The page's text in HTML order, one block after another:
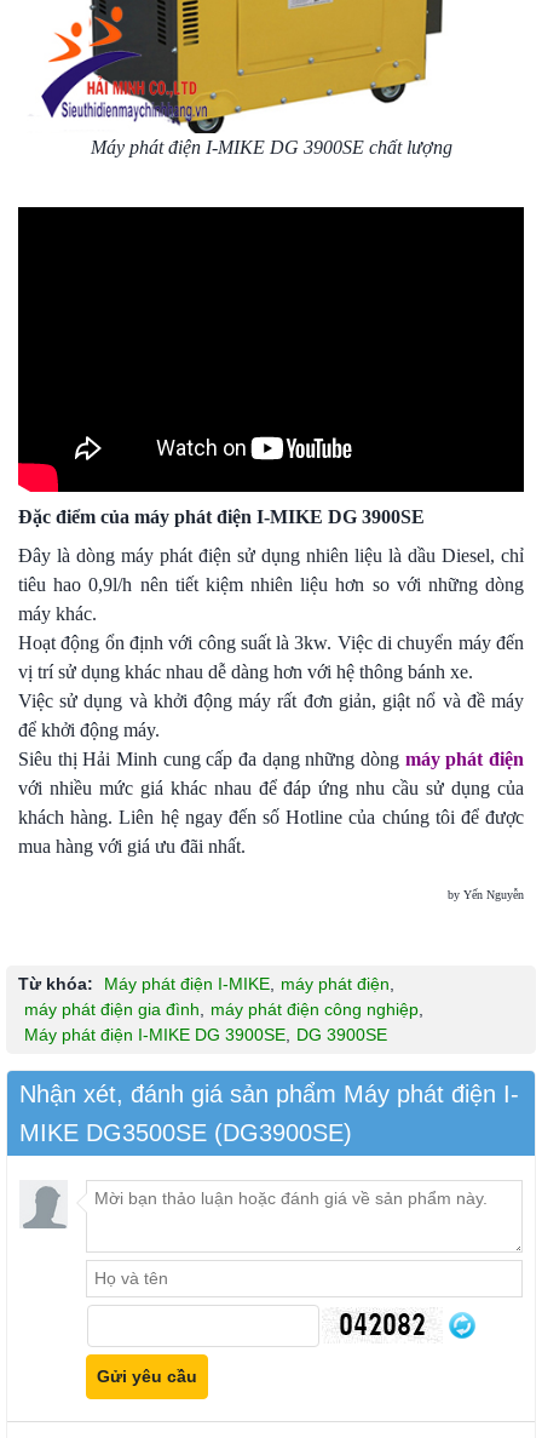
Máy phát điện I-MIKE DG 3900SE chất lượng
Đặc điểm của máy phát điện I-MIKE DG 3900SE
Đây là dòng máy phát điện sử dụng nhiên liệu là dầu Diesel, chỉ
tiêu hao 0,9l/h nên tiết kiệm nhiên liệu hơn so với những dòng
máy khác.
Hoạt động ổn định với công suất là 3kw. Việc di chuyển máy đến
vị trí sử dụng khác nhau dễ dàng hơn với hệ thông bánh xe.
Việc sử dụng và khởi động máy rất đơn giản, giật nổ và đề máy
để khởi động máy.
Siêu thị Hải Minh cung cấp đa dạng những dòng máy phát điện
với nhiều mức giá khác nhau để đáp ứng nhu cầu sử dụng của
khách hàng. Liên hệ ngay đến số Hotline của chúng tôi để được
mua hàng với giá ưu đãi nhất.
by Yến Nguyễn
Từ khóa: Máy phát điện I-MIKE, máy phát điện,
máy phát điện gia đình, máy phát điện công nghiệp,
Máy phát điện I-MIKE DG 3900SE, DG 3900SE
Nhận xét, đánh giá sản phẩm Máy phát điện I-
MIKE DG3500SE (DG3900SE)